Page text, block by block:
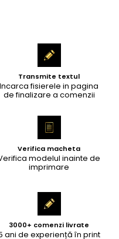
Transmite textul
Incarca fisierele in pagina
de finalizare a comenzii
Verifica macheta
modelul inainte de
imprimare
3000+ comenzi livrate
ani de experiență în print